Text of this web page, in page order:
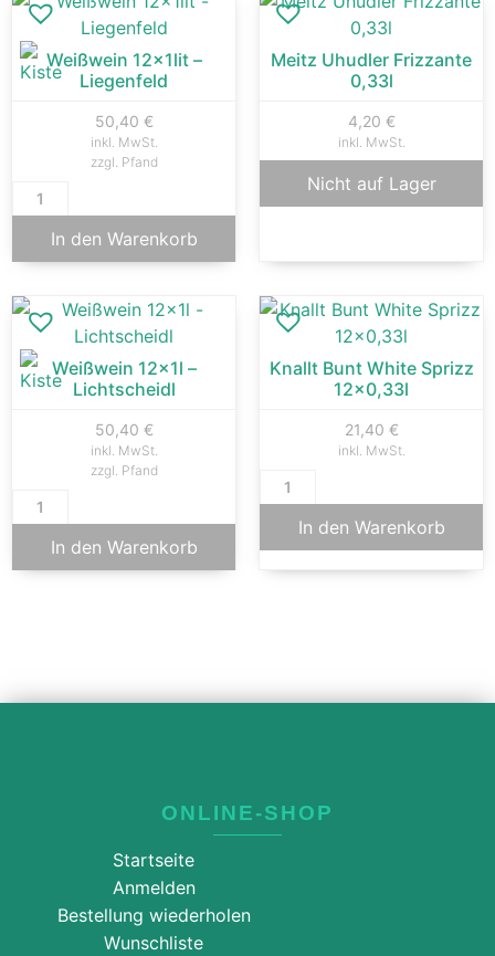
Weißwein 12x1lit –
Liegenfeld
50,40 €
inkl. MwSt.
zzgl. Pfand
In den Warenkorb
Meitz Uhudler Frizzante
0,33l
4,20 €
inkl. MwSt.
Nicht auf Lager
Weißwein 12x1l –
Lichtscheidl
50,40 €
inkl. MwSt.
zzgl. Pfand
In den Warenkorb
Knallt Bunt White Sprizz
12×0,33l
21,40 €
inkl. MwSt.
In den Warenkorb
ONLINE-SHOP
Startseite
Anmelden
Bestellung wiederholen
Wunschliste